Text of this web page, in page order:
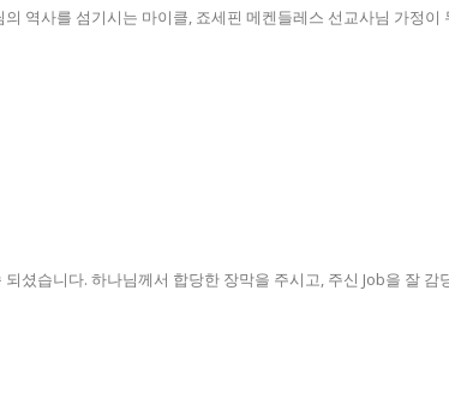
역사를 섬기시는 마이클, 죠세핀 메켄들레스 선교사님 가정이
셨습니다. 하나님께서 합당한 장막을 주시고, 주신 Job을 잘 감